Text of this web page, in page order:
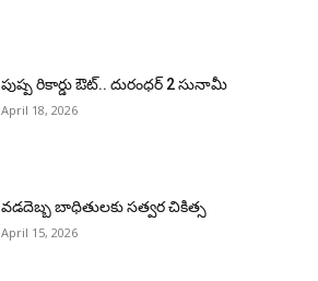
పుష్ప రికార్డు ఔట్‌.. దురంధ‌ర్ 2 సునామీ
April 18, 2026
వడదెబ్బ బాధితులకు సత్వర చికిత్స
April 15, 2026